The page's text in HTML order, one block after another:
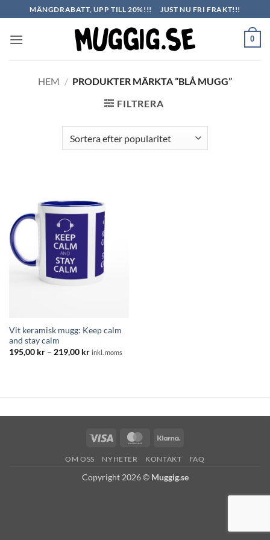
to
content
MÄNGDRABATT, UPP TILL 20%!!! JUST NU FRI FRAKT!!!
0
HEM / PRODUKTER MÄRKTA ”BLÅ MUGG”
FILTRERA
Vit keramisk mugg: Keep calm
and stay calm
195,00 kr – 219,00 krPrisintervall:
inkl. moms
Visa MasterCard
OM OSS NYHETER KONTAKT FAQ
Copyright 2026 © Muggig.se